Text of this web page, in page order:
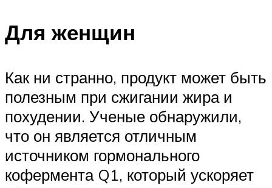
Для женщин
Как ни странно, продукт может быть
полезным при сжигании жира и
похудении. Ученые обнаружили,
что он является отличным
источником гормонального
кофермента Q1, который ускоряет